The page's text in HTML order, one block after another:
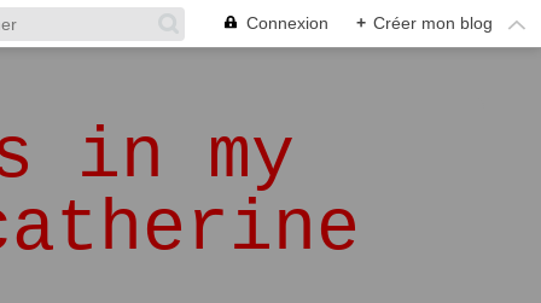
Connexion + Créer mon blog
in my